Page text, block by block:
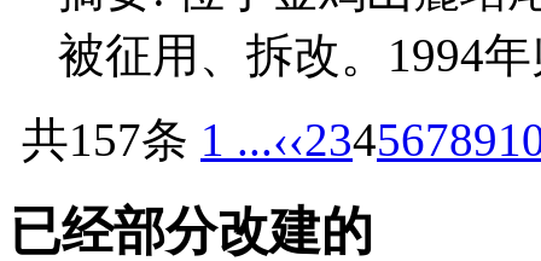
被征用、拆改。1994
共157条 1 ...‹‹23456789
已经部分改建的